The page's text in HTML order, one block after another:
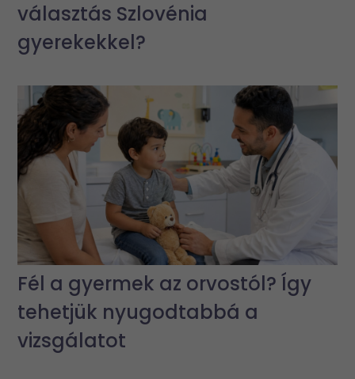
választás Szlovénia
gyerekekkel?
Fél a gyermek az orvostól? Így
tehetjük nyugodtabbá a
vizsgálatot